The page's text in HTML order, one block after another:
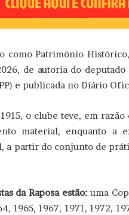
como Patrimônio
de autoria do
e publicada no Diário
o clube teve, em
material, enquanto a
a partir do conjunto de
da Raposa estão: uma
1965, 1967, 1971, 1972,